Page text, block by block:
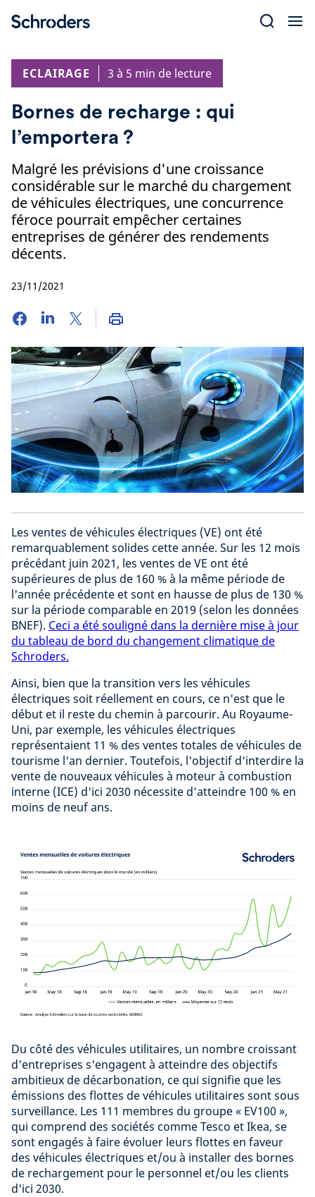
ECLAIRAGE
3 à 5 min de lecture
Bornes de recharge : qui
l’emportera ?
Malgré les prévisions d'une croissance
considérable sur le marché du chargement
de véhicules électriques, une concurrence
féroce pourrait empêcher certaines
entreprises de générer des rendements
décents.
23/11/2021
Les ventes de véhicules électriques (VE) ont été
remarquablement solides cette année. Sur les 12 mois
précédant juin 2021, les ventes de VE ont été
supérieures de plus de 160 % à la même période de
l'année précédente et sont en hausse de plus de 130 %
sur la période comparable en 2019 (selon les données
BNEF). Ceci a été souligné dans la dernière mise à jour
du tableau de bord du changement climatique de
Schroders.
Ainsi, bien que la transition vers les véhicules
électriques soit réellement en cours, ce n'est que le
début et il reste du chemin à parcourir. Au Royaume-
Uni, par exemple, les véhicules électriques
représentaient 11 % des ventes totales de véhicules de
tourisme l'an dernier. Toutefois, l'objectif d'interdire la
vente de nouveaux véhicules à moteur à combustion
interne (ICE) d'ici 2030 nécessite d’atteindre 100 % en
moins de neuf ans.
Du côté des véhicules utilitaires, un nombre croissant
d'entreprises s'engagent à atteindre des objectifs
ambitieux de décarbonation, ce qui signifie que les
émissions des flottes de véhicules utilitaires sont sous
surveillance. Les 111 membres du groupe « EV100 »,
qui comprend des sociétés comme Tesco et Ikea, se
sont engagés à faire évoluer leurs flottes en faveur
des véhicules électriques et/ou à installer des bornes
de rechargement pour le personnel et/ou les clients
d'ici 2030.